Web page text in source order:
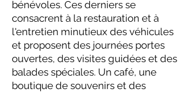
bénévoles. Ces derniers se
consacrent à la restauration et à
l'entretien minutieux des véhicules
et proposent des journées portes
ouvertes, des visites guidées et des
balades spéciales. Un café, une
boutique de souvenirs et des